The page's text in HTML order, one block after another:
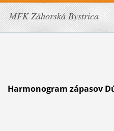
MFK Záhorská Bystrica
Harmonogram zápasov